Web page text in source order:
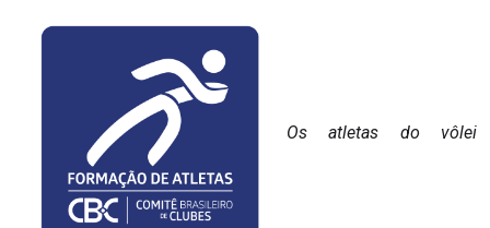
Os atletas do vôlei